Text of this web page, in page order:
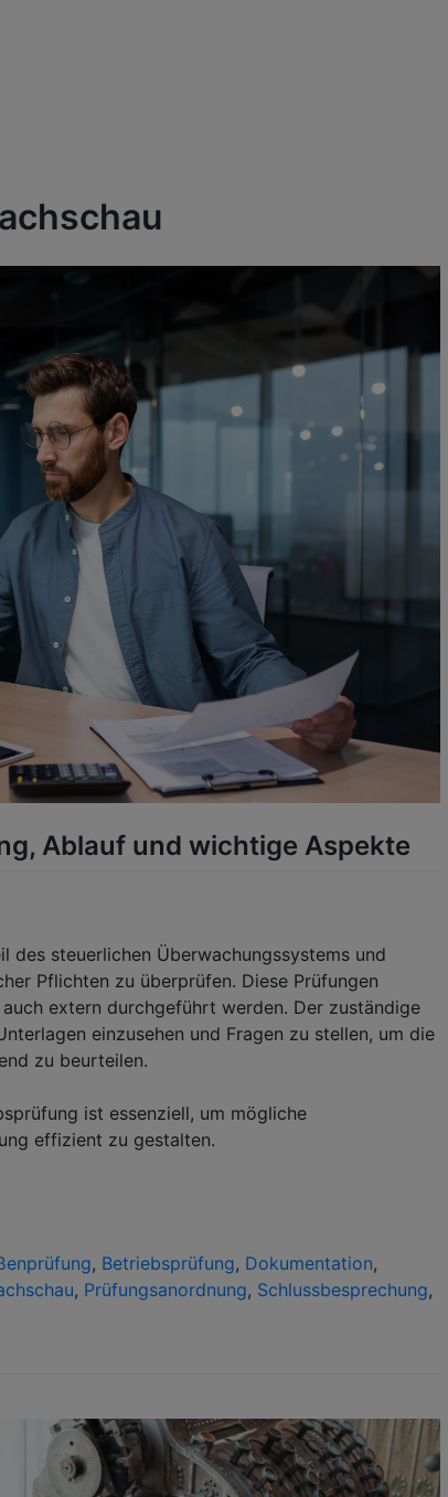
Ablauf und wichtige Aspekte
des steuerlichen Überwachungssystems und
Pflichten zu überprüfen. Diese Prüfungen
extern durchgeführt werden. Der zuständige
einzusehen und Fragen zu stellen, um die
zu beurteilen.
ist essenziell, um mögliche
effizient zu gestalten.
, Betriebsprüfung, Dokumentation,
, Prüfungsanordnung, Schlussbesprechung,